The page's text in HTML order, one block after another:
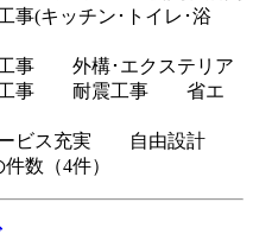
(キッチン･トイレ･浴
外構･エクステリア
事 耐震工事 省エ
ービス充実 自由設計
（4件）